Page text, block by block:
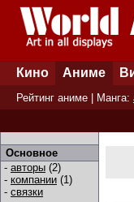
Кино Аниме
Рейтинг аниме | Манга:
Основное
- авторы (2)
- компании (1)
- связки